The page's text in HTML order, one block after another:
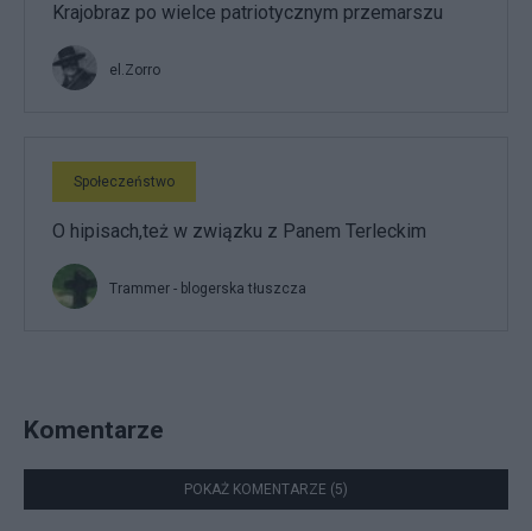
Krajobraz po wielce patriotycznym przemarszu
el.Zorro
Społeczeństwo
O hipisach,też w związku z Panem Terleckim
Trammer - blogerska tłuszcza
Komentarze
POKAŻ KOMENTARZE (5)